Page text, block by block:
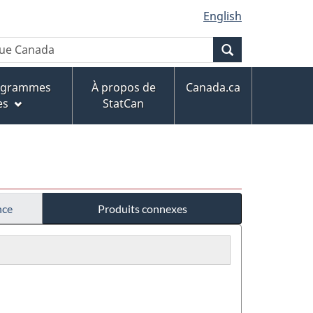
English
À propos de
StatCan
Canada.ca
Produits connexes